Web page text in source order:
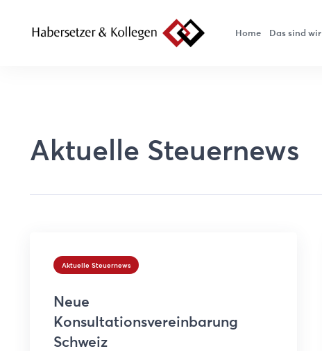
Home Das sind wir
Aktuelle Steuernews
Aktuelle Steuernews
Neue
Konsultationsvereinbarung
Schweiz